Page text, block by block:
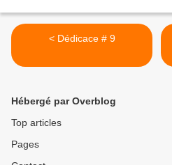
< Dédicace # 9
Hébergé par Overblog
Top articles
Pages